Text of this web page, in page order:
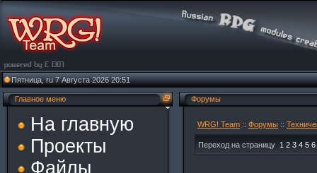
Пятница, ru 7 Августа 2026 20:51
Главное меню
На главную
Проекты
Файлы
Форумы
WRG! Team :: Форумы ::
Переход на страницу 1 2 3 4 5 6